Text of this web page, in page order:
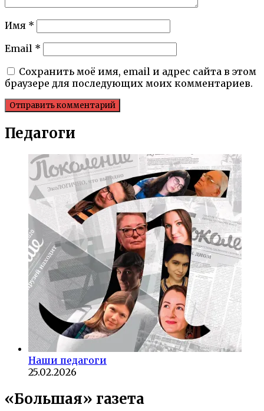
Имя *
Email *
Сохранить моё имя, email и адрес сайта в этом
браузере для последующих моих комментариев.
Педагоги
Наши педагоги
25.02.2026
«Большая» газета